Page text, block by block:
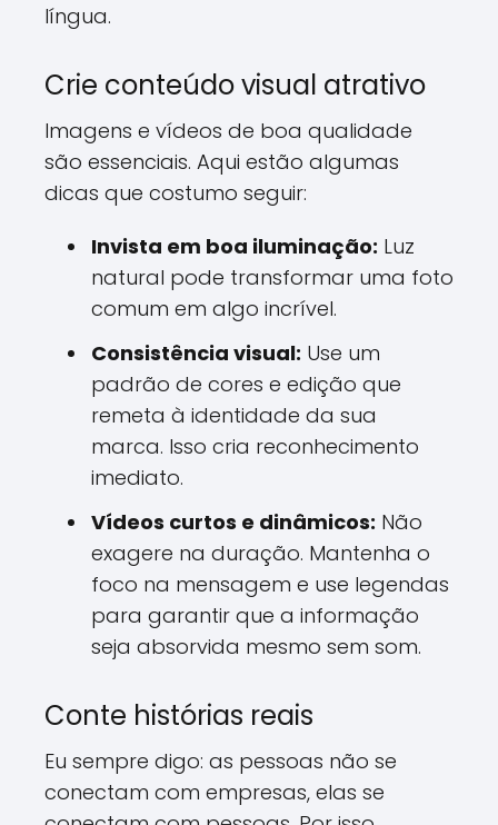
língua.
Crie conteúdo visual atrativo
Imagens e vídeos de boa qualidade
são essenciais. Aqui estão algumas
dicas que costumo seguir:
Invista em boa iluminação: Luz
natural pode transformar uma foto
comum em algo incrível.
Consistência visual: Use um
padrão de cores e edição que
remeta à identidade da sua
marca. Isso cria reconhecimento
imediato.
Vídeos curtos e dinâmicos: Não
exagere na duração. Mantenha o
foco na mensagem e use legendas
para garantir que a informação
seja absorvida mesmo sem som.
Conte histórias reais
Eu sempre digo: as pessoas não se
conectam com empresas, elas se